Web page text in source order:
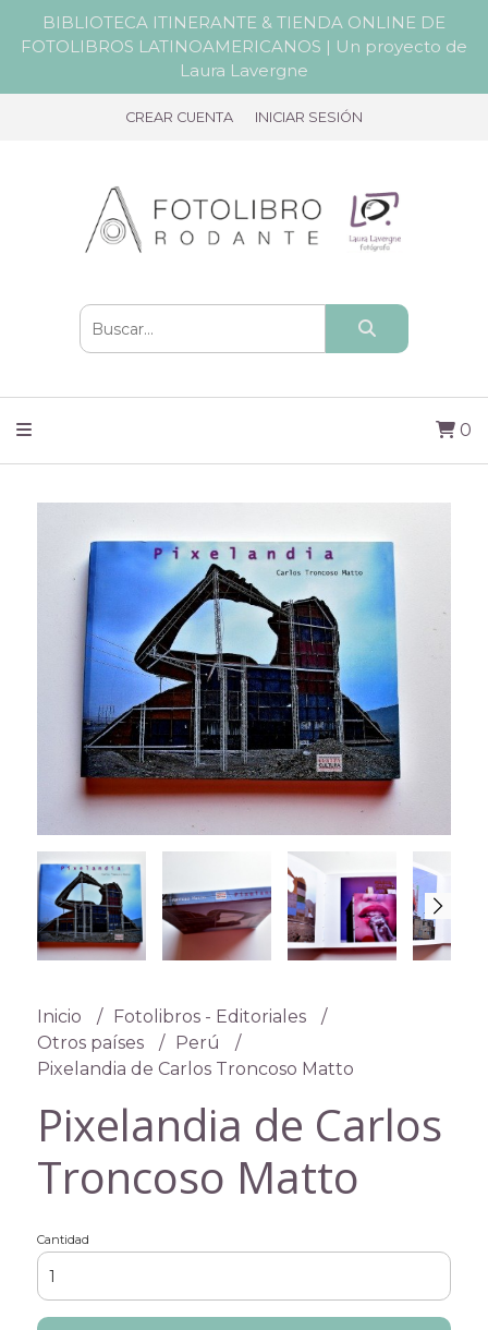
BIBLIOTECA ITINERANTE & TIENDA ONLINE DE
FOTOLIBROS LATINOAMERICANOS | Un proyecto de
Laura Lavergne
CREAR CUENTA INICIAR SESIÓN
0
Inicio
Fotolibros - Editoriales
Otros países
Perú
Pixelandia de Carlos Troncoso Matto
Pixelandia de Carlos
Troncoso Matto
Cantidad